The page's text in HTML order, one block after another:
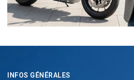
INFOS GÉNÉRALES